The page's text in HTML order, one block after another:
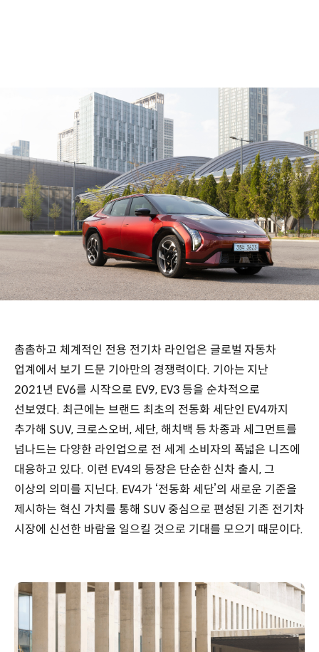
촘촘하고 체계적인 전용 전기차 라인업은 글로벌 자동차
업계에서 보기 드문 기아만의 경쟁력이다. 기아는 지난
2021년 EV6를 시작으로 EV9, EV3 등을 순차적으로
선보였다. 최근에는 브랜드 최초의 전동화 세단인 EV4까지
추가해 SUV, 크로스오버, 세단, 해치백 등 차종과 세그먼트를
넘나드는 다양한 라인업으로 전 세계 소비자의 폭넓은 니즈에
대응하고 있다. 이런 EV4의 등장은 단순한 신차 출시, 그
이상의 의미를 지닌다. EV4가 ‘전동화 세단’의 새로운 기준을
제시하는 혁신 가치를 통해 SUV 중심으로 편성된 기존 전기차
시장에 신선한 바람을 일으킬 것으로 기대를 모으기 때문이다.